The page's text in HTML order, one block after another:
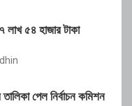
লাখ ৫৪ হাজার টাকা
তালিকা পেল নির্বাচন কমিশন